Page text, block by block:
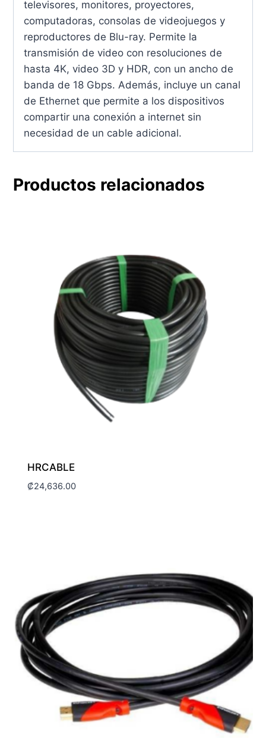
televisores, monitores, proyectores,
computadoras, consolas de videojuegos y
reproductores de Blu-ray. Permite la
transmisión de video con resoluciones de
hasta 4K, video 3D y HDR, con un ancho de
banda de 18 Gbps. Además, incluye un canal
de Ethernet que permite a los dispositivos
compartir una conexión a internet sin
necesidad de un cable adicional.
Productos relacionados
HRCABLE
₡24,636.00